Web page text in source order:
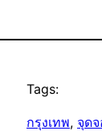
Tags:
กรุงเทพ, จุด